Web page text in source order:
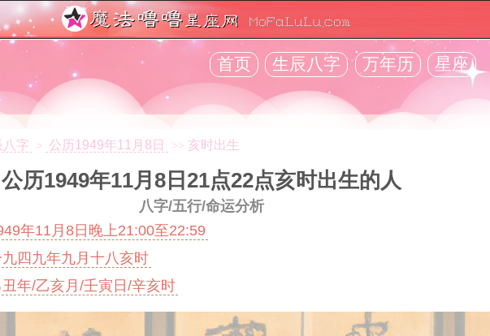
首页 生辰八字 万年历 星座
八字 > 公历1949年11月8日 >> 亥时出生
公历1949年11月8日21点22点亥时出生的人
八字/五行/命运分析
年11月8日晚上21:00至22:59
九四九年九月十八亥时
丑年/乙亥月/壬寅日/辛亥时